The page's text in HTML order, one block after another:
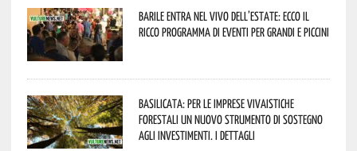
Barile entra nel vivo dell’estate: ecco il
ricco programma di eventi per grandi e piccini
Basilicata: per le imprese vivaistiche
forestali un nuovo strumento di sostegno
agli investimenti. I dettagli